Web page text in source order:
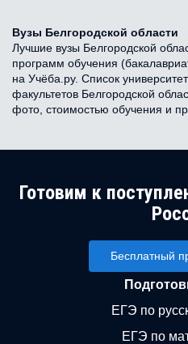
Вузы Белгородской области
Лучшие вузы Белгородской
программ обучения
на Учёба.ру. Список
факультетов Белгородской
фото, стоимостью обучения и
Готовим к
Бесплатный
ЕГЭ по
ЕГЭ по